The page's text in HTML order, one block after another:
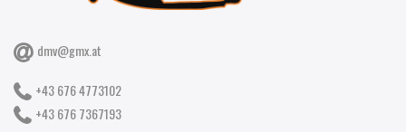
dmv@gmx.at
+43 676 4773102
+43 676 7367193